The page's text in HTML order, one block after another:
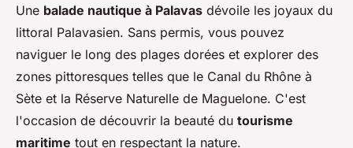
Une balade nautique à Palavas dévoile les joyaux du
littoral Palavasien. Sans permis, vous pouvez
naviguer le long des plages dorées et explorer des
zones pittoresques telles que le Canal du Rhône à
Sète et la Réserve Naturelle de Maguelone. C'est
l'occasion de découvrir la beauté du tourisme
maritime tout en respectant la nature.